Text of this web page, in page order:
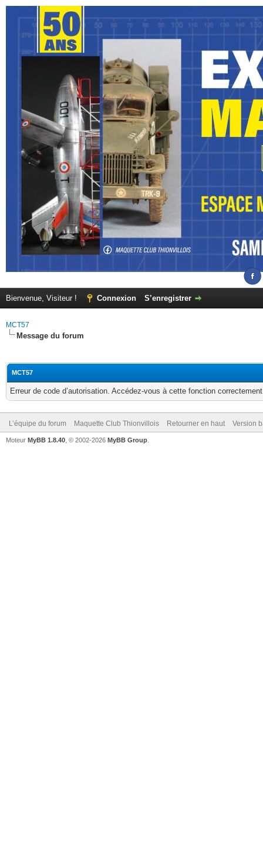
Bienvenue, Visiteur ! Connexion S’enregistrer
MCT57
Message du forum
MCT57
Erreur de code d’autorisation. Accédez-vous à cette fonction
L’équipe du forum Maquette Club Thionvillois Retourner en haut Version
Moteur MyBB 1.8.40 , © 2002-2026 MyBB Group